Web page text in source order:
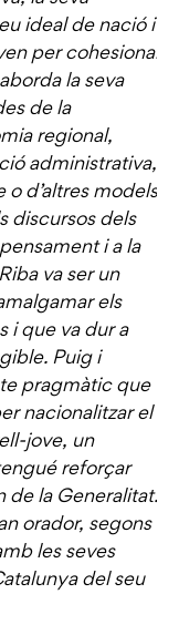
ideal de nació i
per cohesionar
la seva
de la
regional,
administrativa,
d’altres models
discursos dels
i a la
va ser un
els
i que va dur a
Puig i
pragmàtic que
nacionalitzar el
jove, un
reforçar
de la Generalitat.
orador, segons
les seves
del seu